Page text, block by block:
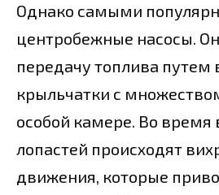
Однако самыми
центробежные насосы.
передачу топлива путем
крыльчатки с
особой камере. Во
лопастей происходят
движения, которые